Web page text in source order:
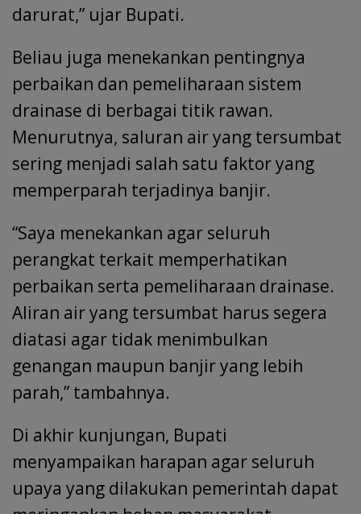
darurat,” ujar Bupati.
Beliau juga menekankan pentingnya
perbaikan dan pemeliharaan sistem
drainase di berbagai titik rawan.
Menurutnya, saluran air yang tersumbat
sering menjadi salah satu faktor yang
memperparah terjadinya banjir.
“Saya menekankan agar seluruh
perangkat terkait memperhatikan
perbaikan serta pemeliharaan drainase.
Aliran air yang tersumbat harus segera
diatasi agar tidak menimbulkan
genangan maupun banjir yang lebih
parah,” tambahnya.
Di akhir kunjungan, Bupati
menyampaikan harapan agar seluruh
upaya yang dilakukan pemerintah dapat